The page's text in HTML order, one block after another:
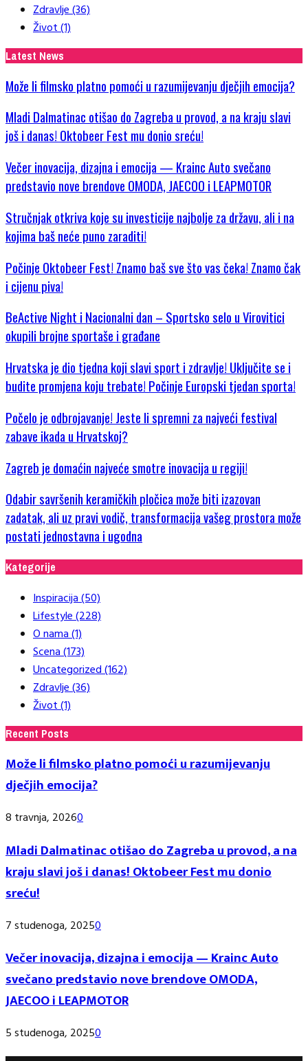
Zdravlje(36)
Život(1)
Latest News
Može li filmsko platno pomoći u razumijevanju dječjih emocija?
Mladi Dalmatinac otišao do Zagreba u provod, a na kraju slavi
još i danas! Oktobeer Fest mu donio sreću!
Večer inovacija, dizajna i emocija — Krainc Auto svečano
predstavio nove brendove OMODA, JAECOO i LEAPMOTOR
Stručnjak otkriva koje su investicije najbolje za državu, ali i na
kojima baš neće puno zaraditi!
Počinje Oktobeer Fest! Znamo baš sve što vas čeka! Znamo čak
i cijenu piva!
BeActive Night i Nacionalni dan – Sportsko selo u Virovitici
okupili brojne sportaše i građane
Hrvatska je dio tjedna koji slavi sport i zdravlje! Uključite se i
budite promjena koju trebate! Počinje Europski tjedan sporta!
Počelo je odbrojavanje! Jeste li spremni za najveći festival
zabave ikada u Hrvatskoj?
Zagreb je domaćin najveće smotre inovacija u regiji!
Odabir savršenih keramičkih pločica može biti izazovan
zadatak, ali uz pravi vodič, transformacija vašeg prostora može
postati jednostavna i ugodna
Kategorije
Inspiracija(50)
Lifestyle(228)
O nama(1)
Scena(173)
Uncategorized(162)
Zdravlje(36)
Život(1)
Recent Posts
Može li filmsko platno pomoći u razumijevanju
dječjih emocija?
8 travnja, 20260
Mladi Dalmatinac otišao do Zagreba u provod, a na
kraju slavi još i danas! Oktobeer Fest mu donio
sreću!
7 studenoga, 20250
Večer inovacija, dizajna i emocija — Krainc Auto
svečano predstavio nove brendove OMODA,
JAECOO i LEAPMOTOR
5 studenoga, 20250